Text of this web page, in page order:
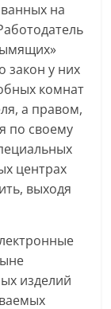
на
закон у них
комнат
а правом,
по своему
центрах
выходя
изделий